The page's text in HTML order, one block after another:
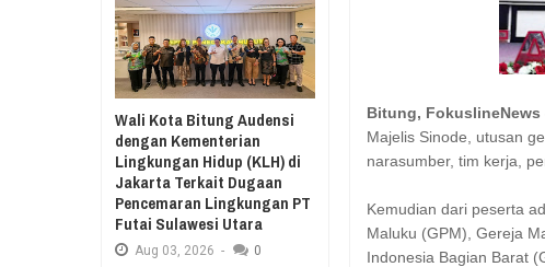
Aug
RESES II 2026, EUGENIE MANTIRI SERAP
Aug
Bitung, FokuslineNews
Majelis Sinode, utusan
narasumber, tim kerja,
Kemudian dari peserta
Maluku (GPM), Gereja
Indonesia Bagian Barat
Wali Kota Bitung Audensi
dengan Kementerian
Lingkungan Hidup (KLH) di
Jakarta Terkait Dugaan
Pencemaran Lingkungan PT
Futai Sulawesi Utara
Aug 03, 2026 - 0
SAMBUT HUT KE-78 TAHUN RI, SD GMIM 5
MANADO GELAR JALAN SEHAT PROGRAM
KURIKULUM MERDEKA BELAJAR
SDN 10 TUBABA GELAR
PILAR PANCASILA